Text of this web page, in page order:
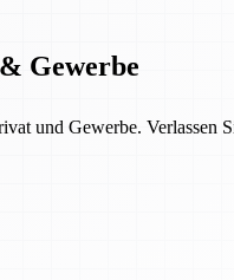
Gewerbe
und Gewerbe. Verlassen